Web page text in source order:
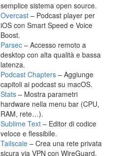
semplice sistema open source.
Overcast – Podcast player per
iOS con Smart Speed e Voice
Boost.
Parsec – Accesso remoto a
desktop con alta qualità e bassa
latenza.
Podcast Chapters – Aggiunge
capitoli ai podcast su macOS.
Stats – Mostra parametri
hardware nella menu bar (CPU,
RAM, rete…).
Sublime Text – Editor di codice
veloce e flessibile.
Tailscale – Crea una rete privata
sicura via VPN con WireGuard.